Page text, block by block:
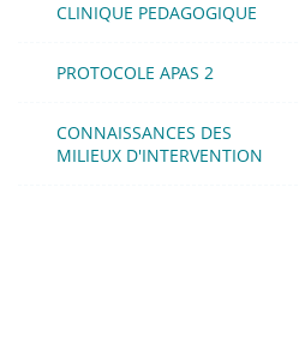
CLINIQUE PEDAGOGIQUE
PROTOCOLE APAS 2
CONNAISSANCES DES
MILIEUX D'INTERVENTION